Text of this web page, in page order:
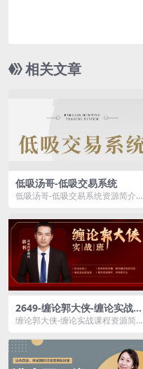
相关文章
低吸汤哥-低吸交易系统
低吸汤哥-低吸交易系统资源简介：
不...
2649-缠论郭大侠-缠论实战课
程-1.6GB
缠论郭大侠-缠论实战课程资源简
战...